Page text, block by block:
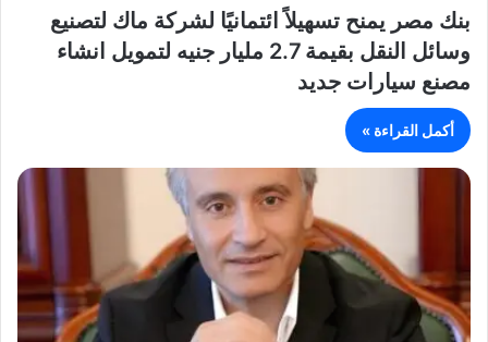
بنك مصر يمنح تسهيلاً ائتمانيًا لشركة ماك لتصنيع
وسائل النقل بقيمة 2.7 مليار جنيه لتمويل انشاء
مصنع سيارات جديد
أكمل القراءة »